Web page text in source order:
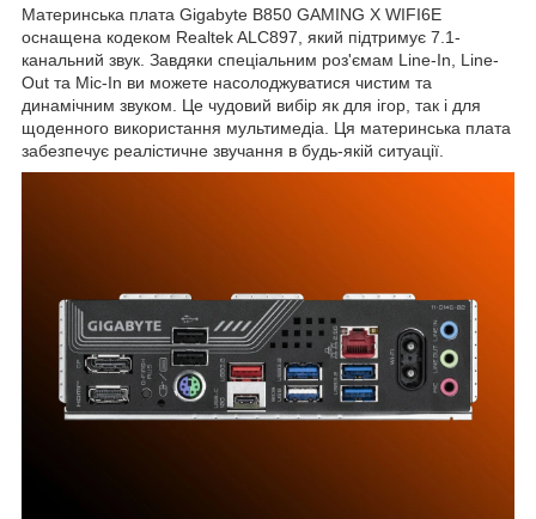
Материнська плата Gigabyte B850 GAMING X WIFI6E
оснащена кодеком Realtek ALC897, який підтримує 7.1-
канальний звук. Завдяки спеціальним роз'ємам Line-In, Line-
Out та Mic-In ви можете насолоджуватися чистим та
динамічним звуком. Це чудовий вибір як для ігор, так і для
щоденного використання мультимедіа. Ця материнська плата
забезпечує реалістичне звучання в будь-якій ситуації.